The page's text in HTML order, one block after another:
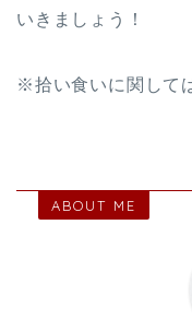
いきましょう！
※拾い食いに関して
ABOUT ME